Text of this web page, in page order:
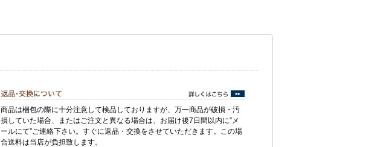
商品は梱包の際に十分注意して検品しておりますが、万一商品が破損・汚
損していた場合、またはご注文と異なる場合は、お届け後7日間以内に”メ
ールにて”ご連絡下さい。すぐに返品・交換をさせていただきます。この場
合送料は当店が負担致します。